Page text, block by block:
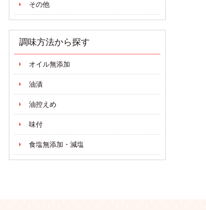
その他
調味方法から探す
オイル無添加
油漬
油控えめ
味付
食塩無添加・減塩